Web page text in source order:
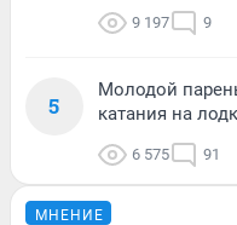
9 197 9
5
Молодой
катания на
6 575 91
МНЕНИЕ